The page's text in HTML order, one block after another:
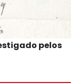
pelos